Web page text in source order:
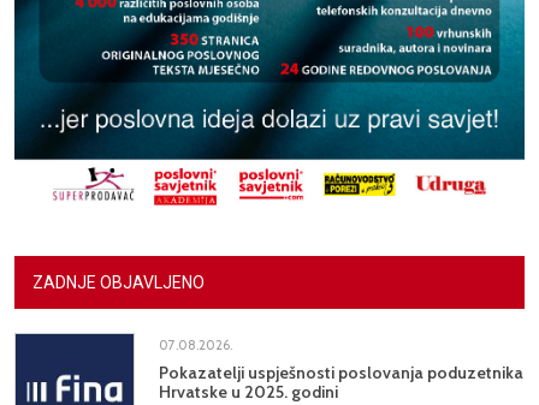
ZADNJE OBJAVLJENO
07.08.2026.
Pokazatelji uspješnosti poslovanja poduzetnika
Hrvatske u 2025. godini